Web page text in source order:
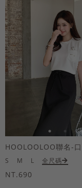
S M L 全尺碼
NT.690